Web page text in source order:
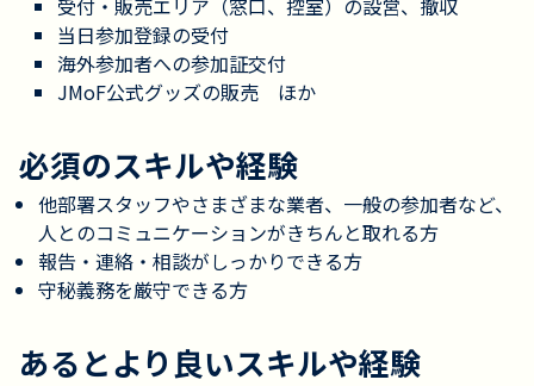
受付・販売エリア（窓口、控室）の設営、撤収
当日参加登録の受付
海外参加者への参加証交付
JMoF公式グッズの販売 ほか
必須のスキルや経験
他部署スタッフやさまざまな業者、一般の参加者など、
人とのコミュニケーションがきちんと取れる方
報告・連絡・相談がしっかりできる方
守秘義務を厳守できる方
あるとより良いスキルや経験